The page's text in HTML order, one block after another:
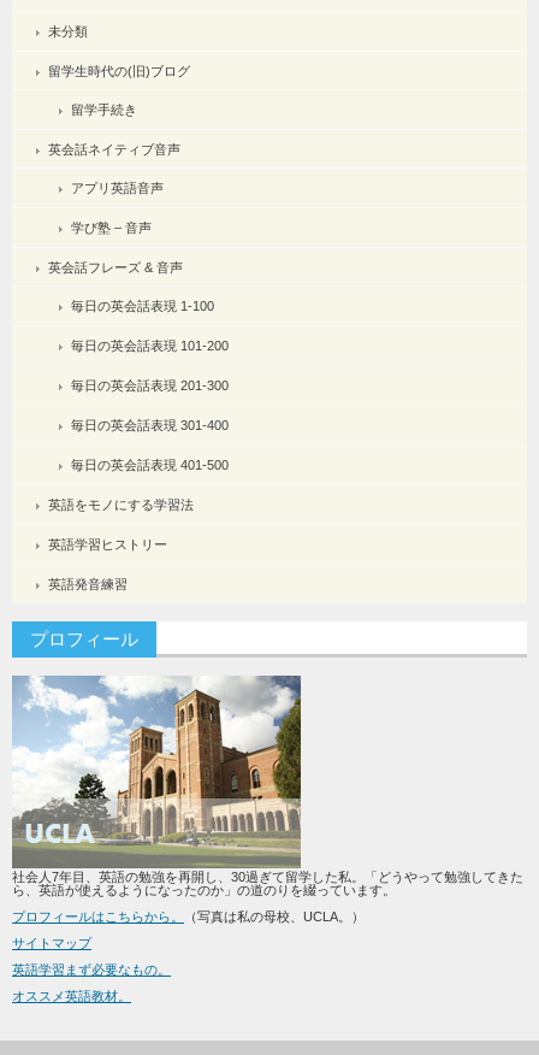
未分類
留学生時代の(旧)ブログ
留学手続き
英会話ネイティブ音声
アプリ英語音声
学び塾 – 音声
英会話フレーズ & 音声
毎日の英会話表現 1-100
毎日の英会話表現 101-200
毎日の英会話表現 201-300
毎日の英会話表現 301-400
毎日の英会話表現 401-500
英語をモノにする学習法
英語学習ヒストリー
英語発音練習
プロフィール
社会人7年目、英語の勉強を再開し、30過ぎて留学した私。「どうやって勉強してきた
ら、英語が使えるようになったのか」の道のりを綴っています。
プロフィールはこちらから。
（写真は私の母校、UCLA。）
サイトマップ
英語学習まず必要なもの。
オススメ英語教材。